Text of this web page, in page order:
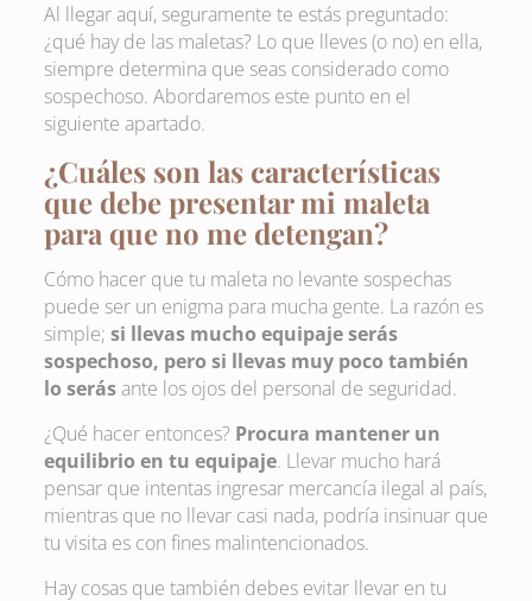
Al llegar aquí, seguramente te estás preguntado:
¿qué hay de las maletas? Lo que lleves (o no) en ella,
siempre determina que seas considerado como
sospechoso. Abordaremos este punto en el
siguiente apartado.
¿Cuáles son las características
que debe presentar mi maleta
para que no me detengan?
Cómo hacer que tu maleta no levante sospechas
puede ser un enigma para mucha gente. La razón es
simple; si llevas mucho equipaje serás
sospechoso, pero si llevas muy poco también
lo serásante los ojos del personal de seguridad.
¿Qué hacer entonces? Procura mantener un
equilibrio en tu equipaje. Llevar mucho hará
pensar que intentas ingresar mercancía ilegal al país,
mientras que no llevar casi nada, podría insinuar que
tu visita es con fines malintencionados.
Hay cosas que también debes evitar llevar en tu